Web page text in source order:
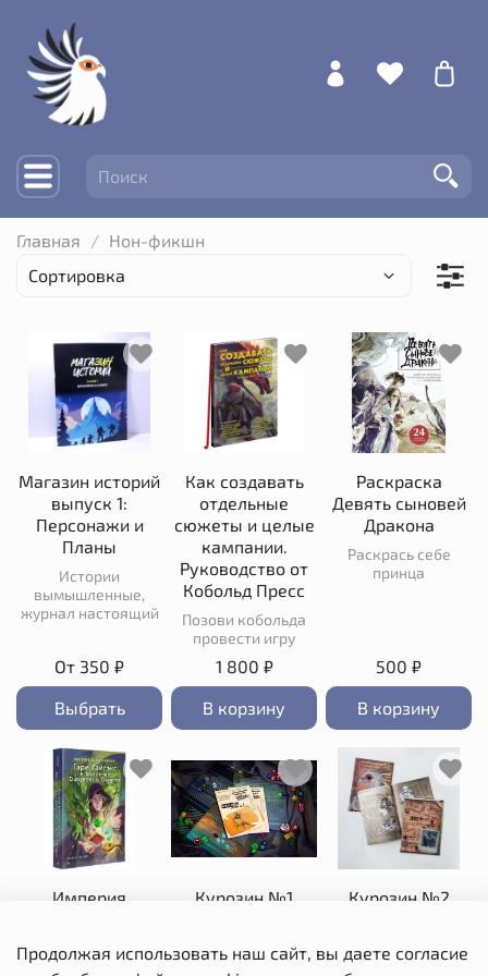
Главная Нон-фикшн
Магазин историй
выпуск 1:
Персонажи и
Планы
Истории
вымышленные,
журнал настоящий
От 350 ₽
Выбрать
Как создавать
отдельные
сюжеты и целые
кампании.
Руководство от
Кобольд Пресс
Позови кобольда
провести игру
1 800 ₽
В корзину
Раскраска
Девять сыновей
Дракона
Раскрась себе
принца
500 ₽
В корзину
Империя
рождение
Курозин №1 Курозин №2
Продолжая использовать наш сайт, вы даете согласие